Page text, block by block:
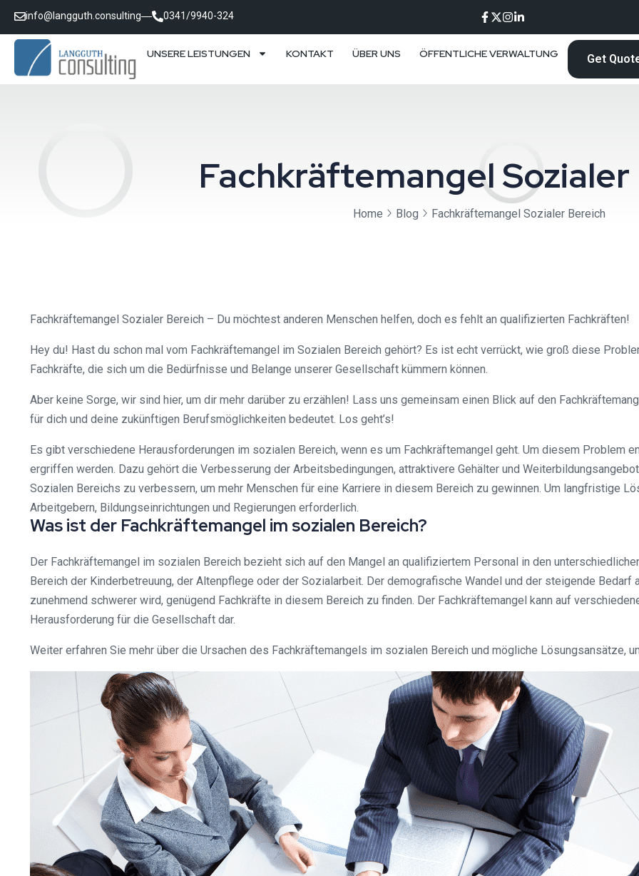
info@langguth.consulting 0341/9940-324
UNSERE LEISTUNGEN KONTAKT ÜBER UNS ÖFFENTLICHE VERWALTUNG Get
Fachkräftemangel
Home Blog Fachkräftemangel Sozialer Bereich
Fachkräftemangel Sozialer Bereich – Du möchtest anderen Menschen helfen, doch es fehlt an qualifizierten Fachkräften!
Hey du! Hast du schon mal vom Fachkräftemangel im Sozialen Bereich gehört? Es ist echt verrückt, wie groß diese
Fachkräfte, die sich um die Bedürfnisse und Belange unserer Gesellschaft kümmern können.
Aber keine Sorge, wir sind hier, um dir mehr darüber zu erzählen! Lass uns gemeinsam einen Blick auf den
für dich und deine zukünftigen Berufsmöglichkeiten bedeutet. Los geht’s!
Es gibt verschiedene Herausforderungen im sozialen Bereich, wenn es um Fachkräftemangel geht. Um diesem Problem
ergriffen werden. Dazu gehört die Verbesserung der Arbeitsbedingungen, attraktivere Gehälter und
Sozialen Bereichs zu verbessern, um mehr Menschen für eine Karriere in diesem Bereich zu gewinnen. Um langfristige
Arbeitgebern, Bildungseinrichtungen und Regierungen erforderlich.
Was ist der Fachkräftemangel im sozialen Bereich?
Der Fachkräftemangel im sozialen Bereich bezieht sich auf den Mangel an qualifiziertem Personal in den
Bereich der Kinderbetreuung, der Altenpflege oder der Sozialarbeit. Der demografische Wandel und der steigende
zunehmend schwerer wird, genügend Fachkräfte in diesem Bereich zu finden. Der Fachkräftemangel kann auf
Herausforderung für die Gesellschaft dar.
Weiter erfahren Sie mehr über die Ursachen des Fachkräftemangels im sozialen Bereich und mögliche Lösungsansätze,